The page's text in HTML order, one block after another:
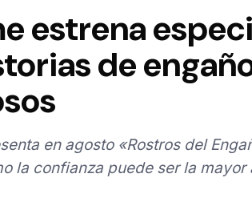
estrena
de
en agosto «Rostros del
la confianza puede ser la